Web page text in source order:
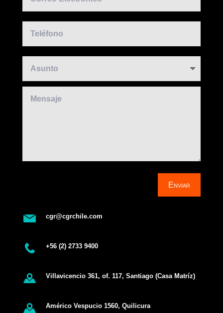
Enviar
cgr@cgrchile.com
+56 (2) 2733 9400
Villavicencio 361, of. 117, Santiago (Casa Matríz)
Américo Vespucio 1560, Quilicura